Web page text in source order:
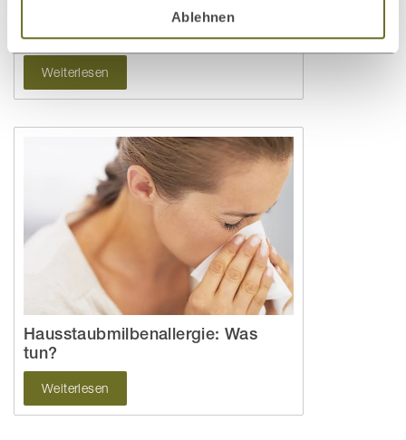
Ablehnen
Betten für Allergiker
Weiterlesen
Hausstaubmilbenallergie: Was
tun?
Weiterlesen